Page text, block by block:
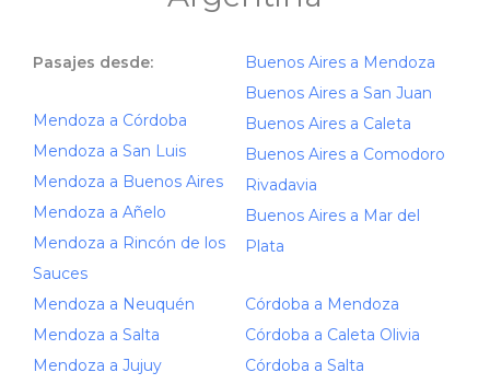
Pasajes desde:
Mendoza a Córdoba
Mendoza a San Luis
Mendoza a Buenos Aires
Mendoza a Añelo
Mendoza a Rincón de los
Sauces
Mendoza a Neuquén
Mendoza a Salta
Mendoza a Jujuy
Buenos Aires a Mendoza
Buenos Aires a San Juan
Buenos Aires a Caleta
Buenos Aires a Comodoro
Rivadavia
Buenos Aires a Mar del
Plata
Córdoba a Mendoza
Córdoba a Caleta Olivia
Córdoba a Salta